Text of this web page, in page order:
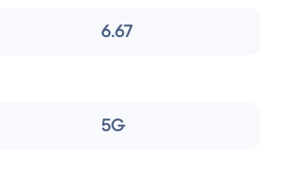
6.67
5G